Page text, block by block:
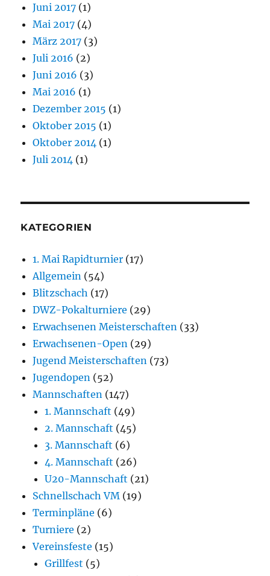
Juni 2017 (1)
Mai 2017 (4)
März 2017 (3)
Juli 2016 (2)
Juni 2016 (3)
Mai 2016 (1)
Dezember 2015 (1)
Oktober 2015 (1)
Oktober 2014 (1)
Juli 2014 (1)
KATEGORIEN
1. Mai Rapidturnier (17)
Allgemein (54)
Blitzschach (17)
DWZ-Pokalturniere (29)
Erwachsenen Meisterschaften (33)
Erwachsenen-Open (29)
Jugend Meisterschaften (73)
Jugendopen (52)
Mannschaften (147)
1. Mannschaft (49)
2. Mannschaft (45)
3. Mannschaft (6)
4. Mannschaft (26)
U20-Mannschaft (21)
Schnellschach VM (19)
Terminpläne (6)
Turniere (2)
Vereinsfeste (15)
Grillfest (5)